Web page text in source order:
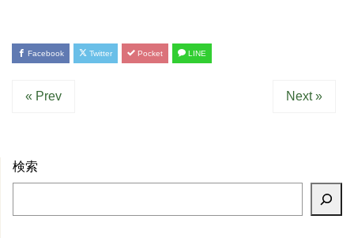
Facebook Twitter Pocket LINE
« Prev Next »
検索